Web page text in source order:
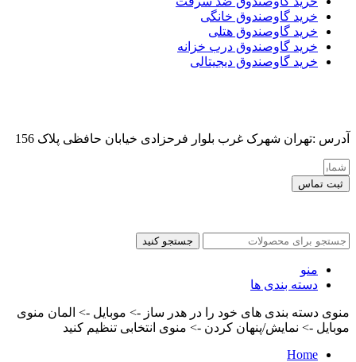
خرید گاوصندوق خانگی
خرید گاوصندوق هتلی
خرید گاوصندوق درب خزانه
خرید گاوصندوق دیجیتالی
آدرس :تهران شهرک غرب بلوار فرحزادی خیابان حافظی پلاک 156
ثبت تماس
جستجو کنید
منو
دسته بندی ها
منوی دسته بندی های خود را در هدر ساز -> موبایل -> المان منوی
موبایل -> نمایش/پنهان کردن -> منوی انتخابی تنظیم کنید
Home